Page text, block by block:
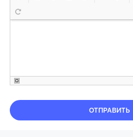
ОТПРАВИТЬ